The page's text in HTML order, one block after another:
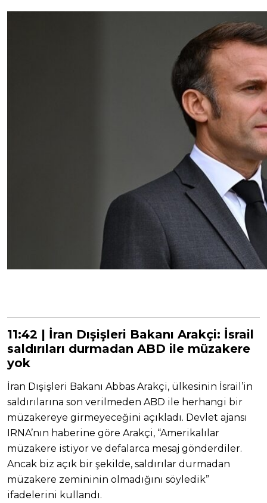
11:42 | İran Dışişleri Bakanı Arakçi: İsrail
saldırıları durmadan ABD ile müzakere
yok
İran Dışişleri Bakanı Abbas Arakçi, ülkesinin İsrail’in
saldırılarına son verilmeden ABD ile herhangi bir
müzakereye girmeyeceğini açıkladı. Devlet ajansı
IRNA’nın haberine göre Arakçi, “Amerikalılar
müzakere istiyor ve defalarca mesaj gönderdiler.
Ancak biz açık bir şekilde, saldırılar durmadan
müzakere zemininin olmadığını söyledik”
ifadelerini kullandı.